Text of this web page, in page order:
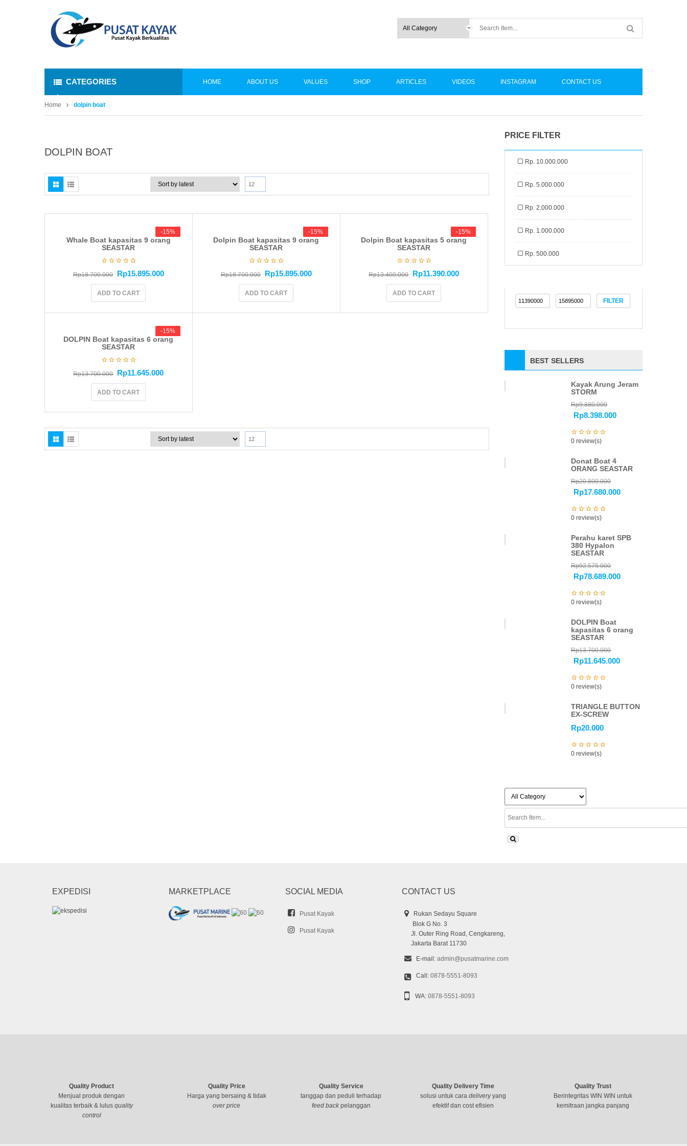
CATEGORIES HOME ABOUT US VALUES SHOP ARTICLES VIDEOS INSTAGRAM CONTACT US
Home dolpin boat
DOLPIN BOAT
12
-15%
-15%
Whale Boat kapasitas 9 orang
SEASTAR
Rp18.700.000 Rp15.895.000
ADD TO CART
-15%
-15%
Dolpin Boat kapasitas 9 orang
SEASTAR
Rp18.700.000 Rp15.895.000
ADD TO CART
-15%
-15%
Dolpin Boat kapasitas 5 orang
SEASTAR
Rp13.400.000 Rp11.390.000
ADD TO CART
-15%
-15%
DOLPIN Boat kapasitas 6 orang
SEASTAR
Rp13.700.000 Rp11.645.000
ADD TO CART
12
PRICE FILTER
Rp. 10.000.000
Rp. 5.000.000
Rp. 2.000.000
Rp. 1.000.000
Rp. 500.000
FILTER
BEST SELLERS
Kayak Arung Jeram
STORM
Rp9.880.000
Rp8.398.000
0 review(s)
Donat Boat 4
ORANG SEASTAR
Rp20.800.000
Rp17.680.000
0 review(s)
Perahu karet SPB
380 Hypalon
SEASTAR
Rp92.575.000
Rp78.689.000
0 review(s)
DOLPIN Boat
kapasitas 6 orang
SEASTAR
Rp13.700.000
Rp11.645.000
0 review(s)
TRIANGLE BUTTON
EX-SCREW
Rp20.000
0 review(s)
EXPEDISI MARKETPLACE SOCIAL MEDIA
Pusat Kayak
Pusat Kayak
CONTACT US
Rukan Sedayu Square
Blok G No. 3
Jl. Outer Ring Road, Cengkareng,
Jakarta Barat 11730
E-mail: admin@pusatmarine.com
Call: 0878-5551-8093
WA: 0878-5551-8093
Quality Product
Menjual produk dengan
kualitas terbaik & lulus quality
control
Quality Price
Harga yang bersaing & tidak
over price
Quality Service
tanggap dan peduli terhadap
feed backpelanggan
Quality Delivery Time
solusi untuk cara deliveryyang
efektif dan cost efisien
Quality Trust
Berintegritas WIN WIN untuk
kemitraan jangka panjang